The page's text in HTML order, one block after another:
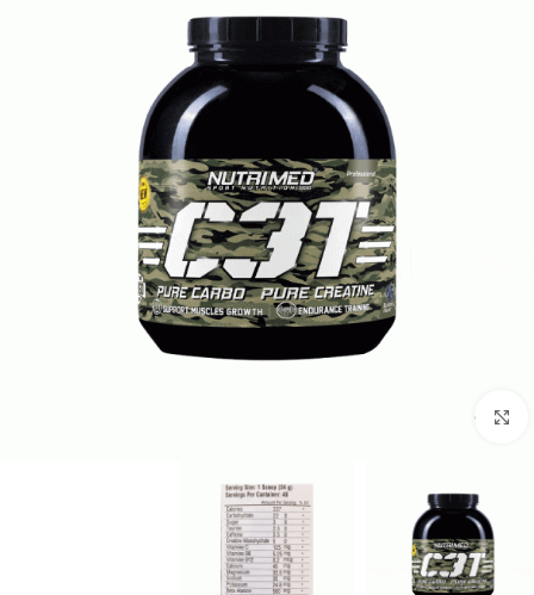
بزرگنمایی تصویر